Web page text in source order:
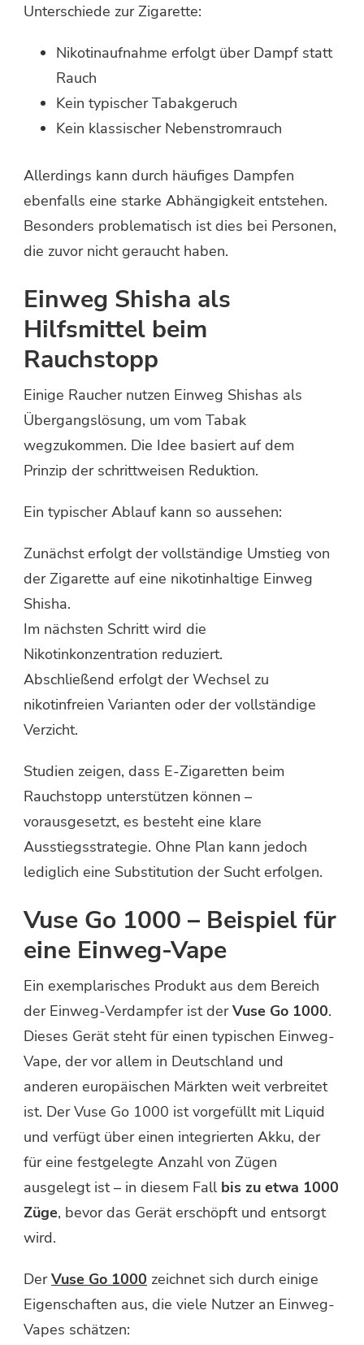
Unterschiede zur Zigarette:
Nikotinaufnahme erfolgt über Dampf statt
Rauch
Kein typischer Tabakgeruch
Kein klassischer Nebenstromrauch
Allerdings kann durch häufiges Dampfen
ebenfalls eine starke Abhängigkeit entstehen.
Besonders problematisch ist dies bei Personen,
die zuvor nicht geraucht haben.
Einweg Shisha als
Hilfsmittel beim
Rauchstopp
Einige Raucher nutzen Einweg Shishas als
Übergangslösung, um vom Tabak
wegzukommen. Die Idee basiert auf dem
Prinzip der schrittweisen Reduktion.
Ein typischer Ablauf kann so aussehen:
Zunächst erfolgt der vollständige Umstieg von
der Zigarette auf eine nikotinhaltige Einweg
Shisha.
Im nächsten Schritt wird die
Nikotinkonzentration reduziert.
Abschließend erfolgt der Wechsel zu
nikotinfreien Varianten oder der vollständige
Verzicht.
Studien zeigen, dass E-Zigaretten beim
Rauchstopp unterstützen können –
vorausgesetzt, es besteht eine klare
Ausstiegsstrategie. Ohne Plan kann jedoch
lediglich eine Substitution der Sucht erfolgen.
Vuse Go 1000 – Beispiel für
eine Einweg-Vape
Ein exemplarisches Produkt aus dem Bereich
der Einweg-Verdampfer ist derVuse Go 1000.
Dieses Gerät steht für einen typischen Einweg-
Vape, der vor allem in Deutschland und
anderen europäischen Märkten weit verbreitet
ist. Der Vuse Go 1000 ist vorgefüllt mit Liquid
und verfügt über einen integrierten Akku, der
für eine festgelegte Anzahl von Zügen
ausgelegt ist – in diesem Fall bis zu etwa 1000
Züge, bevor das Gerät erschöpft und entsorgt
wird.
DerVuse Go 1000 zeichnet sich durch einige
Eigenschaften aus, die viele Nutzer an Einweg-
Vapes schätzen: